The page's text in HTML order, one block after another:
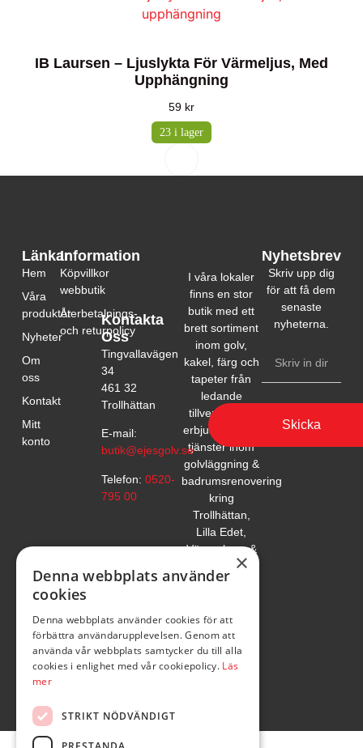
IB Laursen – Ljuslykta För Värmeljus, Med
Upphängning
59 kr
23 i lager
I våra lokaler
finns en stor
butik med ett
brett sortiment
inom golv,
kakel, färg och
tapeter från
ledande
tillverkare. Vi
erbjuder också
tjänster inom
golvläggning &
badrumsrenovering
kring
Trollhättan,
Lilla Edet,
Vänersborg &
Uddevalla.
Information
Köpvillkor
webbutik
Återbetalnings-
och returpolicy
Länkar
Hem
Våra
produkter
Nyheter
Om
oss
Kontakt
Mitt
konto
Kontakta
Oss
Tingvallavägen
34
461 32
Trollhättan
E-mail:
butik@ejesgolv.se
Telefon: 0520-
795 00
Nyhetsbrev
Skriv upp dig
för att få dem
senaste
nyheterna.
Skicka
×
Denna webbplats använder
cookies
Denna webbplats använder cookies för att
förbättra användarupplevelsen. Genom att
använda vår webbplats samtycker du till alla
cookies i enlighet med vår cookiepolicy. Läs
mer
STRIKT NÖDVÄNDIGT